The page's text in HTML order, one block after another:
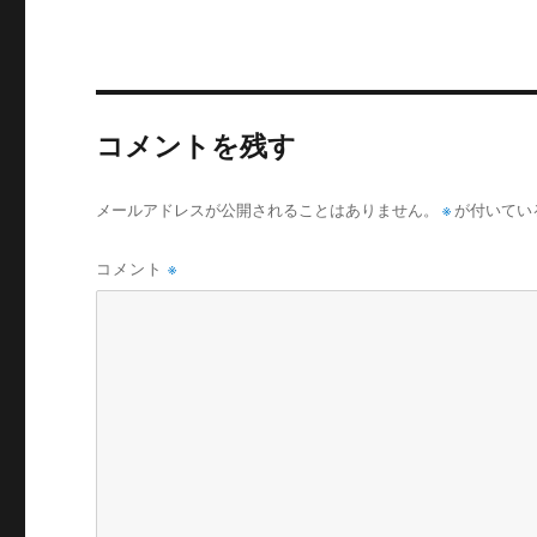
コメントを残す
メールアドレスが公開されることはありません。 ※ が付いて
コメント※